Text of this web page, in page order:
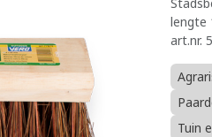
lengte
art.nr.
Tuin